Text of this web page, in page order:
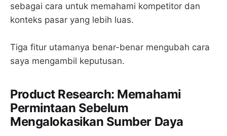
sebagai cara untuk memahami kompetitor dan
konteks pasar yang lebih luas.
Tiga fitur utamanya benar-benar mengubah cara
saya mengambil keputusan.
Product Research: Memahami
Permintaan Sebelum
Mengalokasikan Sumber Daya